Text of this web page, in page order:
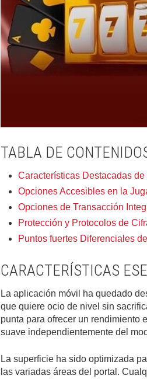
TABLA DE
Características Destacadas
Opciones Accesibles en la
Opciones de Transacción
Protección y Protocolos de
Puntos fuertes Diferenciales
CARACTERÍSTICAS
La aplicación móvil ha quedado
que quiere ocio de nivel sin
punta para ofrecer un rendimiento
suave independientemente del
La superficie ha sido optimizada
las variadas áreas del portal.